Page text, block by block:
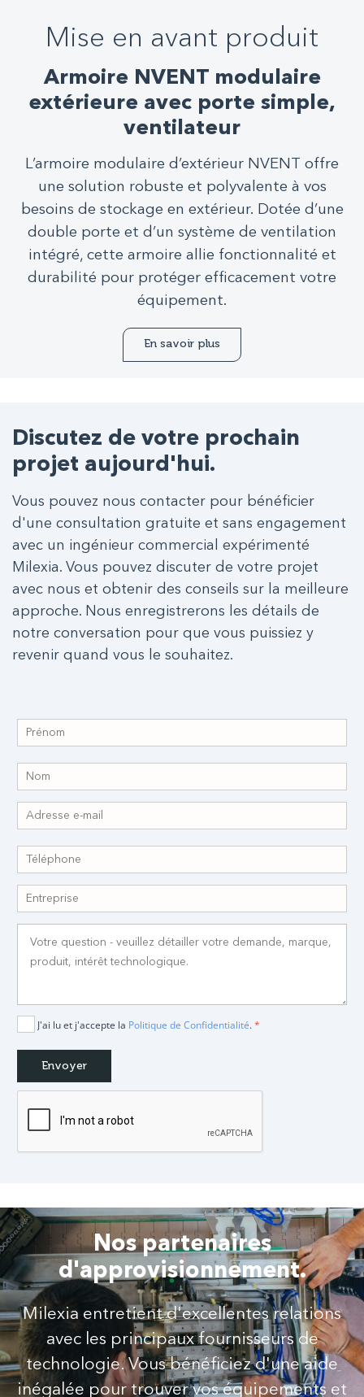
Mise en avant produit
Armoire NVENT modulaire
extérieure avec porte simple,
ventilateur
L’armoire modulaire d’extérieur NVENT offre
une solution robuste et polyvalente à vos
besoins de stockage en extérieur. Dotée d’une
double porte et d’un système de ventilation
intégré, cette armoire allie fonctionnalité et
durabilité pour protéger efficacement votre
équipement.
En savoir plus
Discutez de votre prochain
projet aujourd'hui.
Vous pouvez nous contacter pour bénéficier
d'une consultation gratuite et sans engagement
avec un ingénieur commercial expérimenté
Milexia. Vous pouvez discuter de votre projet
avec nous et obtenir des conseils sur la meilleure
approche. Nous enregistrerons les détails de
notre conversation pour que vous puissiez y
revenir quand vous le souhaitez.
J'ai lu et j'accepte la Politique de Confidentialité.*
Nos partenaires
d'approvisionnement.
Milexia entretient d'excellentes relations
avec les principaux fournisseurs de
technologie. Vous bénéficiez d'une aide
inégalée pour trouver vos équipements et